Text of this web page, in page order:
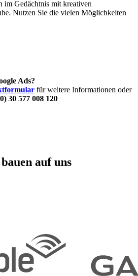
im Gedächtnis mit kreativen
Nutzen Sie die vielen Möglichkeiten
Ads?
für weitere Informationen oder
30 577 008 120
auf uns